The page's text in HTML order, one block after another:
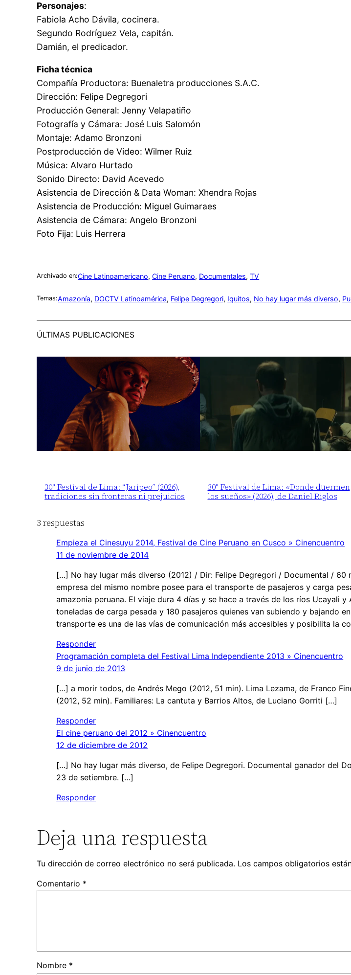
Personajes:
Fabiola Acho Dávila, cocinera.
Segundo Rodríguez Vela, capitán.
Damián, el predicador.
Ficha técnica
Compañía Productora: Buenaletra producciones S.A.C.
Dirección: Felipe Degregori
Producción General: Jenny Velapatiño
Fotografía y Cámara: José Luis Salomón
Montaje: Adamo Bronzoni
Postproducción de Video: Wilmer Ruiz
Música: Alvaro Hurtado
Sonido Directo: David Acevedo
Asistencia de Dirección & Data Woman: Xhendra Rojas
Asistencia de Producción: Miguel Guimaraes
Asistencia de Cámara: Angelo Bronzoni
Foto Fija: Luis Herrera
Archivado en:Cine Latinoamericano, Cine Peruano, Documentales, TV
Temas:Amazonía, DOCTV Latinoamérica, Felipe Degregori, Iquitos, No hay lugar más diverso,
ÚLTIMAS PUBLICACIONES
30° Festival de Lima: “Jaripeo” (2026),
tradiciones sin fronteras ni prejuicios
30° Festival de Lima: «Donde duermen
los sueños» (2026), de Daniel Riglos
3 respuestas
Empieza el Cinesuyu 2014, Festival de Cine Peruano en Cusco » Cinencuentro
11 de noviembre de 2014
[…] No hay lugar más diverso (2012) / Dir: Felipe Degregori / Documental /
empresa del mismo nombre posee para el transporte de pasajeros y carga
amazonia peruana. El viaje dura 4 días y se hace a través de los ríos Ucayali
toneladas de carga pesada y 180 pasajeros quienes van subiendo y bajando
transporte es una de las vías de comunicación más accesibles y posibilita la
Responder
Programación completa del Festival Lima Independiente 2013 » Cinencuentro
9 de junio de 2013
[…] a morir todos, de Andrés Mego (2012, 51 min). Lima Lezama, de Franco
(2012, 52 min). Familiares: La cantuta y Barrios Altos, de Luciano Gorriti […]
Responder
El cine peruano del 2012 » Cinencuentro
12 de diciembre de 2012
[…] No hay lugar más diverso, de Felipe Degregori. Documental ganador del
23 de setiembre. […]
Responder
Deja una respuesta
Tu dirección de correo electrónico no será publicada. Los campos obligatorios
Comentario *
Nombre *